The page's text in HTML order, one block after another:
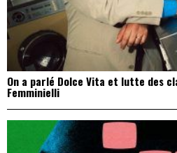
On a parlé Dolce Vita et lutte des
Femminielli